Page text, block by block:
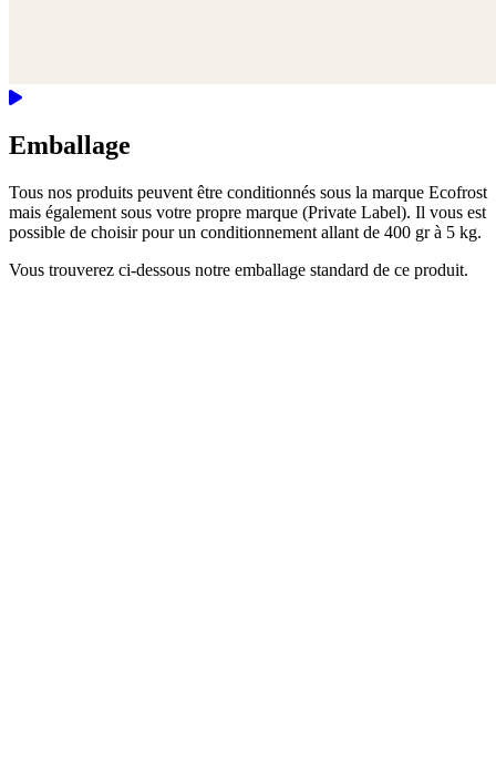
Emballage
Tous nos produits peuvent être conditionnés sous la marque Ecofrost
mais également sous votre propre marque (Private Label). Il vous est
possible de choisir pour un conditionnement allant de 400 gr à 5 kg.
Vous trouverez ci-dessous notre emballage standard de ce produit.